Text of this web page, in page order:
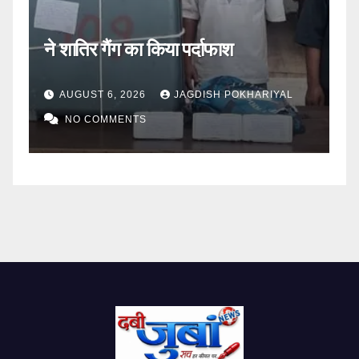
आत्मनिर्भरता की मिसाल
AUGUST 6, 2026 JAGDISH POKHARIYAL
NO COMMENTS